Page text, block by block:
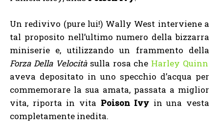
Un redivivo (pure lui!) Wally West interviene a
tal proposito nell’ultimo numero della bizzarra
miniserie e, utilizzando un frammento della
Forza Della Velocitàsulla rosa che Harley Quinn
aveva depositato in uno specchio d’acqua per
commemorare la sua amata, passata a miglior
vita, riporta in vita Poison Ivy in una vesta
completamente inedita.